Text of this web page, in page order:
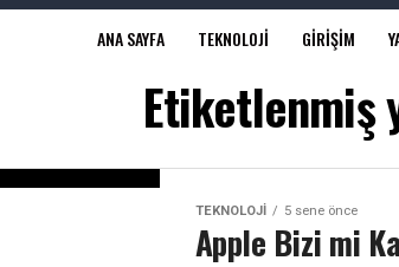
ANA SAYFA TEKNOLOJI GIRIŞIM
Etiketlenmiş
TEKNOLOJI 5 sene önce
Apple Bizi mi